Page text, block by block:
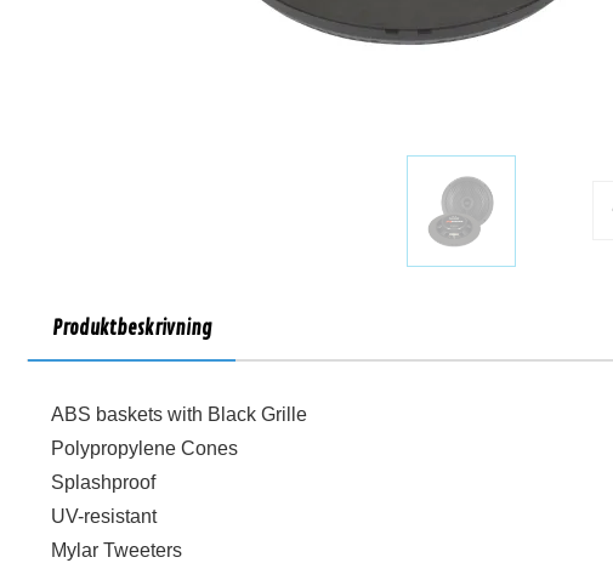
Produktbeskrivning
ABS baskets with Black Grille
Polypropylene Cones
Splashproof
UV-resistant
Mylar Tweeters